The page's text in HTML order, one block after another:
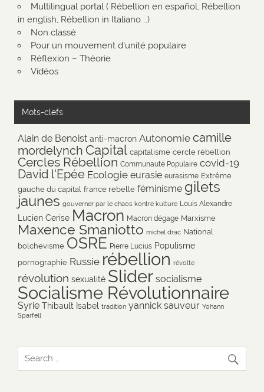
Multilingual portal ( Rébellion en español, Rébellion
in english, Rébellion in Italiano …)
Non classé
Pour un mouvement d'unité populaire
Réflexion – Théorie
Vidéos
Mots-clefs
Alain de Benoist anti-macron Autonomie camille
mordelynch Capital capitalisme cercle rébellion
Cercles Rébellion Communauté Populaire covid-19
David l'Epée Ecologie eurasie eurasisme Extrême
gauche du capital france rebelle féminisme gilets
jaunes gouverner par le chaos kontre kulture Louis Alexandre
Lucien Cerise Macron Macron dégage Marxisme
Maxence Smaniotto michel drac National
bolchevisme OSRE Pierre Lucius Populisme
pornographie Russie rébellion révolte
révolution sexualité Slider socialisme
Socialisme Révolutionnaire
Syrie Thibault Isabel tradition yannick sauveur Yohann
Sparfell